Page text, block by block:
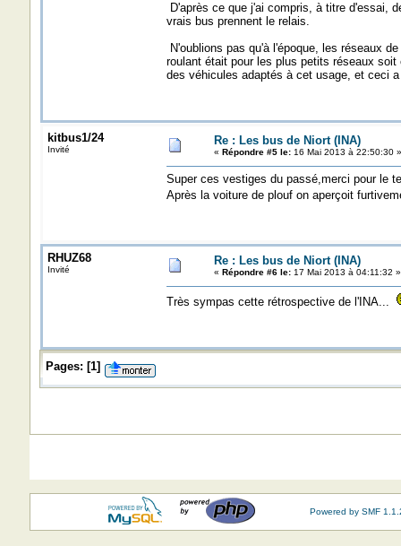
D'après ce que j'ai compris, à titre d'essai,
vrais bus prennent le relais.
N'oublions pas qu'à l'époque, les réseaux
roulant était pour les plus petits réseaux
des véhicules adaptés à cet usage, et ceci
kitbus1/24
Invité
Re : Les bus de Niort (INA)
« Répondre #5 le:16 Mai 2013 à 22:50:30 »
Super ces vestiges du passé,merci pour le
Après la voiture de plouf on aperçoit
RHUZ68
Invité
Re : Les bus de Niort (INA)
« Répondre #6 le:17 Mai 2013 à 04:11:32 »
Très sympas cette rétrospective de l'INA...
Pages: [1]
Powered by SMF